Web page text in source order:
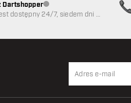
DartshopperObsługa klienta niedostępna
dostępny 24/7, siedem dni w